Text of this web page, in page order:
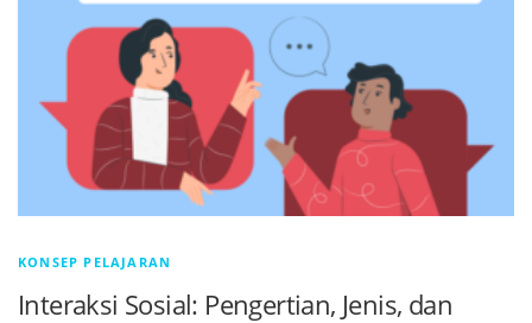
KONSEP PELAJARAN
Interaksi Sosial: Pengertian, Jenis, dan